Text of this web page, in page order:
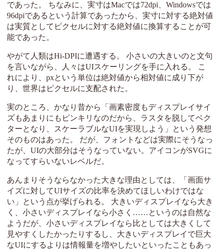
であった。 ちなみに、実寸はMacでは72dpi、Windowsでは
96dpiであるという計算であったから、実寸に対する絶対値
は実質としてピクセルに対する絶対値に換算することが可
能であった。
やがて人類はHi-DPIに遭遇する。 小さいの大きいのと文句
を言いながら、人々はUIスケーリングを手に入れる。 こ
れにより、pxという単位は絶対値から相対値に成り下が
り、世界はピクセルに支配された。
実のところ、かなり昔から「画素密度もディスプレイサイ
ズもあまりにもピンキリなのだから、ラスタを脱してベク
ターとなり、スケーラブルなUIを実現しよう」という発想
そのものはあった。 だが、フォントなどは実際にそうなっ
たが、UIの大部分はそうなっていない。アイコンがSVGに
なってすらいないレベルだ。
あんまりそうならなかった大きな理由としては、「画面サ
イズに対してUIサイズの比率を決めてほしいわけではな
い」という点が挙げられる。 大きいディスプレイなら大き
く、小さいディスプレイなら小さく……というのは自然な
ようだが、小さいディスプレイなら比としては大きくして
見やすくしたかったりするし、大きいディスプレイで巨大
なUIにするよりは情報量を増やしたいといったこともあっ